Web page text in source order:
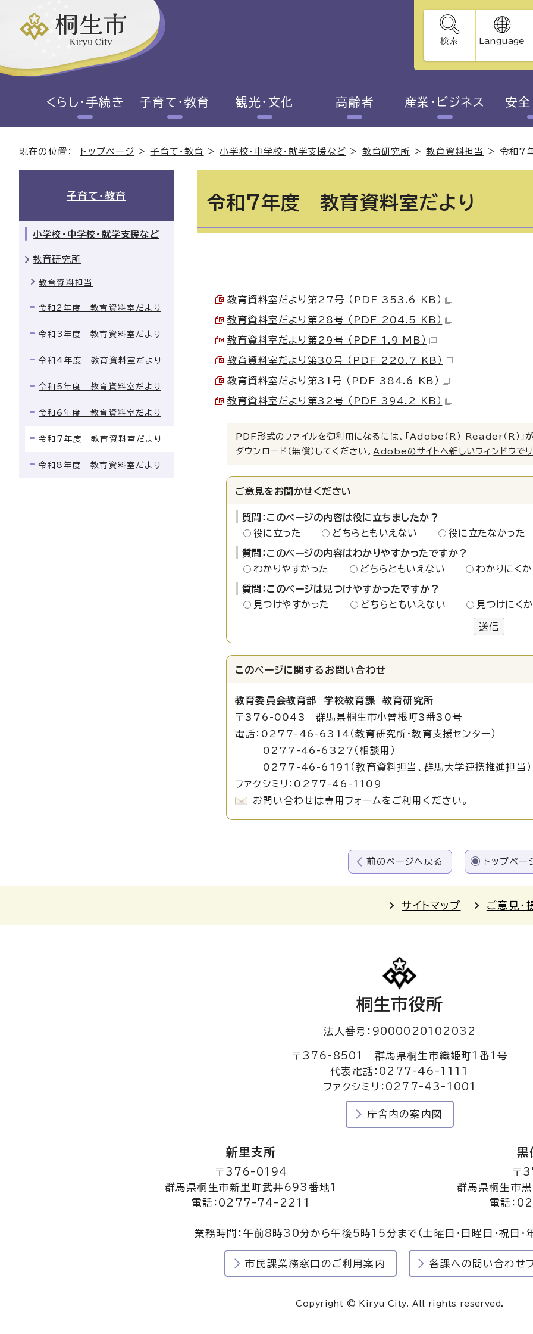
検索 Language
くらし・手続き 子育て・教育 観光・文化 高齢者 産業・ビジネス 安全
現在の位置： トップページ >子育て・教育 >小学校・中学校・就学支援など > 教育研究所 >教育資料担当 >令和7
令和7年度 教育資料室だより
教育資料室だより第27号 （PDF 353.6 KB）
教育資料室だより第28号 （PDF 204.5 KB）
教育資料室だより第29号 （PDF 1.9 MB）
教育資料室だより第30号 （PDF 220.7 KB）
教育資料室だより第31号 （PDF 384.6 KB）
教育資料室だより第32号 （PDF 394.2 KB）
PDF形式のファイルを御利用になるには、「Adobe（R） Reader（R）
ダウンロード（無償）してください。 Adobeのサイトへ新しいウィンドウでリ
ご意見をお聞かせください
質問：このページの内容は役に立ちましたか？
役に立った
どちらともいえない 役に立たなかった
質問：このページの内容はわかりやすかったですか？
わかりやすかった
どちらともいえない わかりにくか
質問：このページは見つけやすかったですか？
見つけやすかった
どちらともいえない 見つけにく
送信
このページに関する お問い合わせ
教育委員会教育部 学校教育課 教育研究所
〒376-0043 群馬県桐生市小曾根町3番30号
電話：0277-46-6314（教育研究所・教育支援センター）
0277-46-6327（相談用）
0277-46-6191（教育資料担当、群馬大学連携推進担当）
ファクシミリ：0277-46-1109
お問い合わせは専用フォームをご利用ください。
子育て・教育
小学校・中学校・就学支援など
教育研究所
教育資料担当
令和2年度 教育資料室だより
令和3年度 教育資料室だより
令和4年度 教育資料室だより
令和5年度 教育資料室だより
令和6年度 教育資料室だより
令和7年度 教育資料室だより
令和8年度 教育資料室だより
前のページへ戻る トップペー
サイトマップ ご意見・
桐生市役所
法人番号：9000020102032
〒376-8501 群馬県桐生市織姫町1番1号
代表電話：0277-46-1111
ファクシミリ：0277-43-1001
庁舎内の案内図
新里支所
〒376-0194
群馬県桐生市新里町武井693番地1
電話：0277-74-2211
黒
〒
群馬県桐生市
電話：
業務時間：午前8時30分から午後5時15分まで（土曜日・日曜日・祝日・
市民課業務窓口のご利用案内 各課への問い合わせ
Copyright © Kiryu City. All rights reserved.